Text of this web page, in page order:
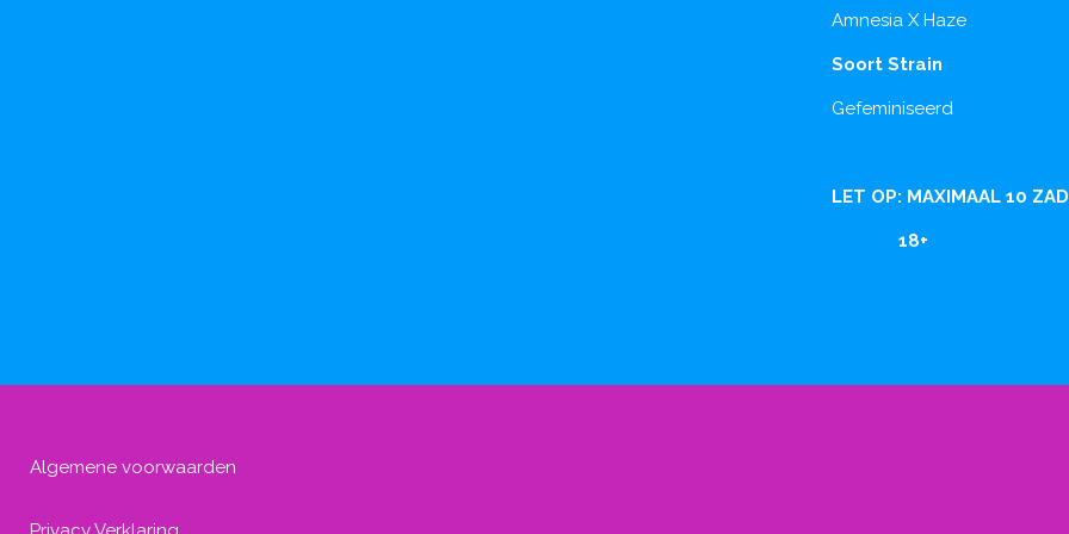
Amnesia X Haze
Soort Strain
Gefeminiseerd
LET OP: MAXIMAAL 10
18+
Algemene voorwaarden